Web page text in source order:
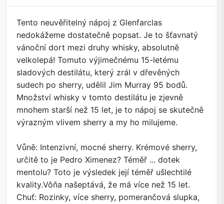
Tento neuvěřitelný nápoj z Glenfarclas
nedokážeme dostatečně popsat. Je to šťavnatý
vánoční dort mezi druhy whisky, absolutně
velkolepá! Tomuto výjimečnému 15-letému
sladových destilátu, který zrál v dřevěných
sudech po sherry, udělil Jim Murray 95 bodů.
Množství whisky v tomto destilátu je zjevně
mnohem starší než 15 let, je to nápoj se skutečně
výrazným vlivem sherry a my ho milujeme.
Vůně: Intenzivní, mocné sherry. Krémové sherry,
určitě to je Pedro Ximenez? Téměř ... dotek
mentolu? Toto je výsledek její téměř ušlechtilé
kvality.Vôňa našeptává, že má více než 15 let.
Chuť: Rozinky, více sherry, pomerančová slupka,